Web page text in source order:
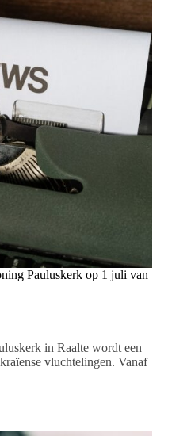
Pauluskerk op 1 juli van
in Raalte wordt een
vluchtelingen. Vanaf